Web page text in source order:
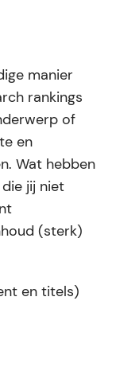
manier
rankings
of
en
Wat hebben
jij niet
(sterk)
en titels)